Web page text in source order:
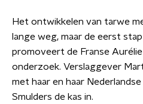
Het ontwikkelen van tarwe
lange weg, maar de eerst
promoveert de Franse
onderzoek. Verslaggever
met haar en haar
Smulders de kas in.